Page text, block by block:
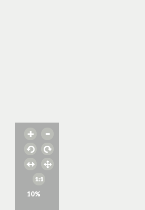
10%